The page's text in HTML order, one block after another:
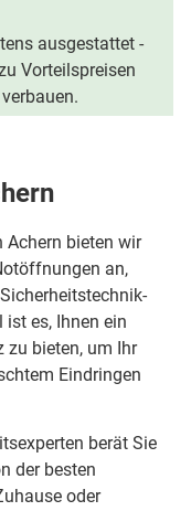
ausgestattet -
Vorteilspreisen
bieten wir
an,
es, Ihnen ein
zu bieten, um Ihr
Eindringen
berät Sie
der besten
oder